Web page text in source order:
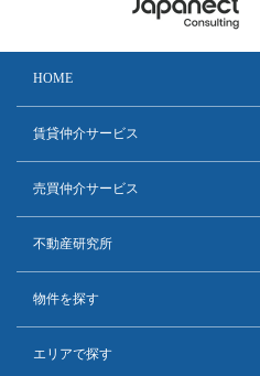
HOME
賃貸仲介サービス
売買仲介サービス
不動産研究所
物件を探す
エリアで探す